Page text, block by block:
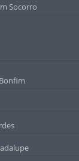
Socorro